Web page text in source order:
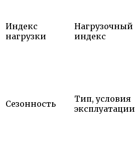
Индекс
нагрузки
Нагрузочный
индекс
Сезонность
Тип, условия
эксплуатации